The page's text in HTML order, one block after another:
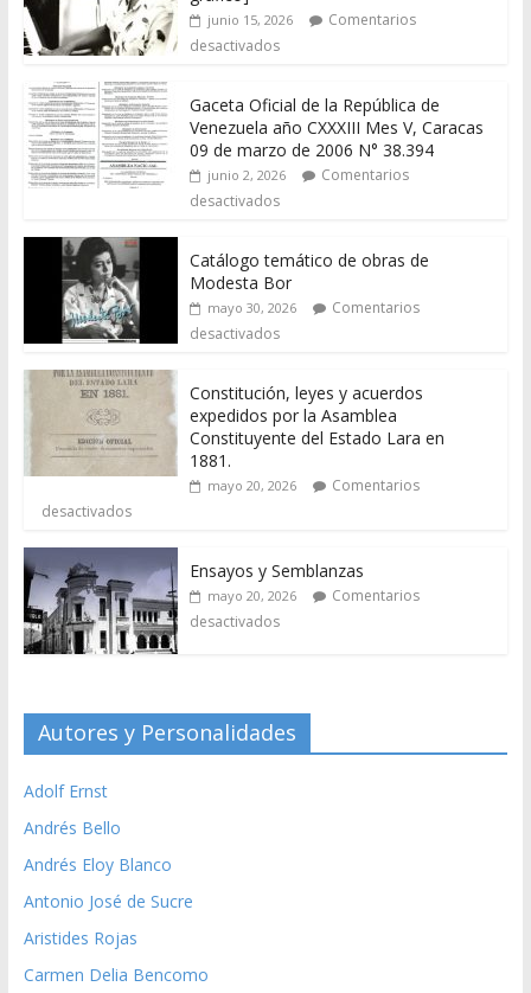
junio 15, 2026
Comentarios
desactivados
Gaceta Oficial de la República de
Venezuela año CXXXIII Mes V, Caracas
09 de marzo de 2006 N° 38.394
junio 2, 2026
Comentarios
desactivados
Catálogo temático de obras de
Modesta Bor
mayo 30, 2026
Comentarios
desactivados
Constitución, leyes y acuerdos
expedidos por la Asamblea
Constituyente del Estado Lara en
1881.
mayo 20, 2026
Comentarios
desactivados
Ensayos y Semblanzas
mayo 20, 2026
Comentarios
desactivados
Autores y Personalidades
Adolf Ernst
Andrés Bello
Andrés Eloy Blanco
Antonio José de Sucre
Aristides Rojas
Carmen Delia Bencomo